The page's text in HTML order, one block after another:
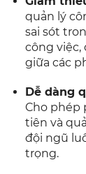
quản lý
sai sót
công
giữa các
Dễ dàng
Cho phép
tiên và
đội ngũ
trọng.